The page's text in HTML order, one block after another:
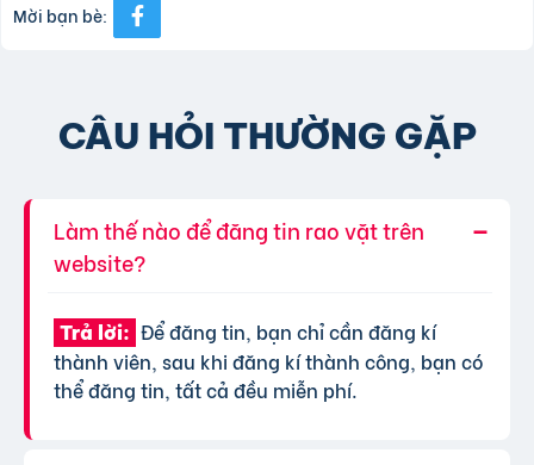
Mời bạn bè:
CÂU HỎI THƯỜNG GẶP
Làm thế nào để đăng tin rao vặt trên
website?
Trả lời: Để đăng tin, bạn chỉ cần đăng kí
thành viên, sau khi đăng kí thành công, bạn có
thể đăng tin, tất cả đều miễn phí.